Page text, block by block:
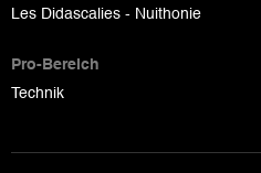
Les Didascalies - Nuithonie
Pro-Bereich
Technik